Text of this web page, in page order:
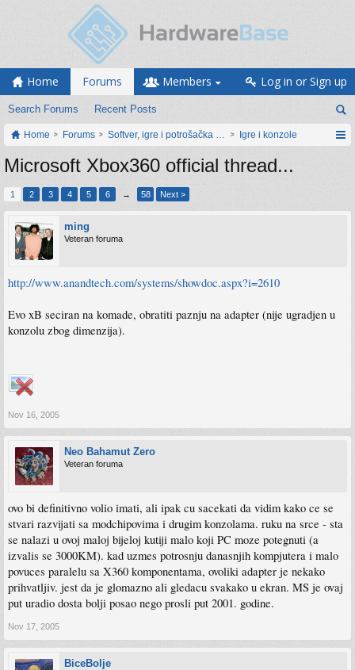
Home Forums
Search Forums Recent Posts
Members Log in or Sign up
Home Forums Softver, igre i potrošačka elektronikaIgre i konzole
Microsoft Xbox360 official thread...
1 2 3 4 5 6 → 58 Next >
ming
Veteran foruma
http://www.anandtech.com/systems/showdoc.aspx?i=2610
Evo xB seciran na komade, obratiti paznju na adapter (nije ugradjen u
konzolu zbog dimenzija).
Nov 16, 2005
Neo Bahamut Zero
Veteran foruma
ovo bi definitivno volio imati, ali ipak cu sacekati da vidim kako ce se
stvari razvijati sa modchipovima i drugim konzolama. ruku na srce - sta
se nalazi u ovoj maloj bijeloj kutiji malo koji PC moze potegnuti (a
izvalis se 3000KM). kad uzmes potrosnju danasnjih kompjutera i malo
povuces paralelu sa X360 komponentama, ovoliki adapter je nekako
prihvatljiv. jest da je glomazno ali gledacu svakako u ekran. MS je ovaj
put uradio dosta bolji posao nego prosli put 2001. godine.
Nov 17, 2005
BiceBolje